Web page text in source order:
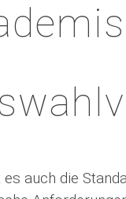
es auch die